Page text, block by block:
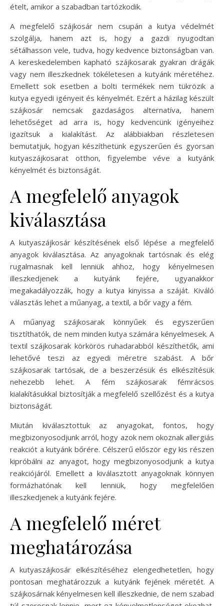
ételt, amikor a szabadban tartózkodik.
A megfelelő szájkosár nem csupán a kutya védelmét
szolgálja, hanem azt is, hogy a gazdi nyugodtan
sétálhasson vele, tudva, hogy kedvence biztonságban van.
A kereskedelemben kapható szájkosarak gyakran drágák
vagy nem illeszkednek tökéletesen a kutyánk méretéhez.
Emellett sok esetben a bolti termékek nem tükrözik a
kutya egyedi igényeit és kényelmét. Ezért a házilag készült
szájkosár nemcsak gazdaságos alternatíva, hanem
lehetőséget ad arra is, hogy kedvencünk igényeihez
igazítsuk a kialakítást. Az alábbiakban részletesen
bemutatjuk, hogyan készíthetünk egyszerűen és gyorsan
kutyaszájkosarat otthon, figyelembe véve a kutyánk
kényelmét és biztonságát.
A megfelelő anyagok
kiválasztása
A kutyaszájkosár készítésének első lépése a megfelelő
anyagok kiválasztása. Az anyagoknak tartósnak és elég
rugalmasnak kell lenniük ahhoz, hogy kényelmesen
illeszkedjenek a kutyánk fejére, ugyanakkor
megakadályozzák, hogy a kutya kinyissa a száját. Kiváló
választás lehet a műanyag, a textil, a bőr vagy a fém.
A műanyag szájkosarak könnyűek és egyszerűen
tisztíthatók, de nem minden kutya számára kényelmesek. A
textil szájkosarak körkörös ruhadarabból készíthetők, ami
lehetővé teszi az egyedi méretre szabást. A bőr
szájkosarak tartósak, de a beszerzésük és elkészítésük
nehezebb lehet. A fém szájkosarak fémrácsos
kialakításukkal biztosítják a megfelelő szellőzést és a kutya
biztonságát.
Miután kiválasztottuk az anyagokat, fontos, hogy
megbizonyosodjunk arról, hogy azok nem okoznak allergiás
reakciót a kutyánk bőrére. Célszerű először egy kis részen
kipróbálni az anyagot, hogy megbizonyosodjunk a kutya
reakciójáról. Emellett a kiválasztott anyagoknak könnyen
formázhatónak kell lenniük, hogy megfelelően
illeszkedjenek a kutyánk fejére.
A megfelelő méret
meghatározása
A kutyaszájkosár elkészítéséhez elengedhetetlen, hogy
pontosan meghatározzuk a kutyánk fejének méretét. A
szájkosárnak kényelmesen kell illeszkednie, de nem szabad